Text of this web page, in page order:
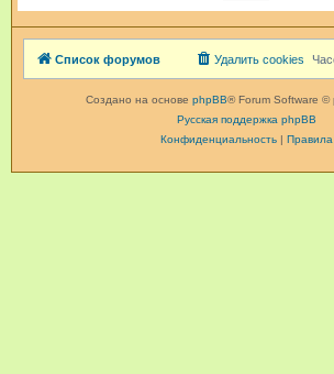
Список форумов Удалить cookies
Создано на основе phpBB® Forum Software ©
Русская поддержка phpBB
Конфиденциальность| Правила